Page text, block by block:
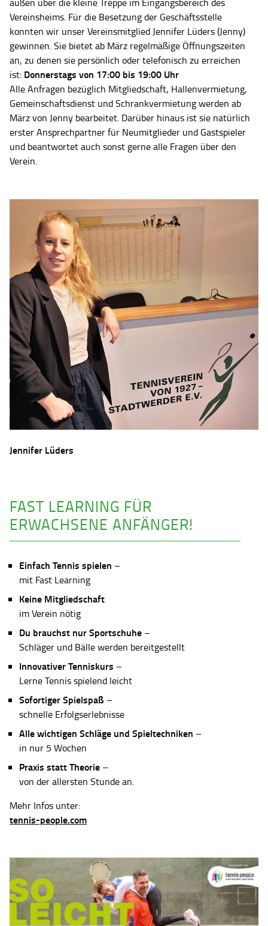
außen über die kleine Treppe im Eingangsbereich des
Vereinsheims. Für die Besetzung der Geschäftsstelle
konnten wir unser Vereinsmitglied Jennifer Lüders (Jenny)
gewinnen. Sie bietet ab März regelmäßige Öffnungszeiten
an, zu denen sie persönlich oder telefonisch zu erreichen
ist: Donnerstags von 17:00 bis 19:00 Uhr
Alle Anfragen bezüglich Mitgliedschaft, Hallenvermietung,
Gemeinschaftsdienst und Schrankvermietung werden ab
März von Jenny bearbeitet. Darüber hinaus ist sie natürlich
erster Ansprechpartner für Neumitglieder und Gastspieler
und beantwortet auch sonst gerne alle Fragen über den
Verein.
Jennifer Lüders
FAST LEARNING FÜR
ERWACHSENE ANFÄNGER!
Einfach Tennis spielen –
mit Fast Learning
Keine Mitgliedschaft
im Verein nötig
Du brauchst nur Sportschuhe –
Schläger und Bälle werden bereitgestellt
Innovativer Tenniskurs –
Lerne Tennis spielend leicht
Sofortiger Spielspaß –
schnelle Erfolgserlebnisse
Alle wichtigen Schläge und Spieltechniken –
in nur 5 Wochen
Praxis statt Theorie –
von der allersten Stunde an.
Mehr Infos unter:
tennis-people.com